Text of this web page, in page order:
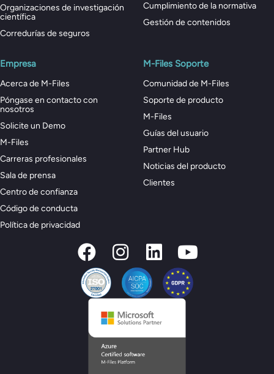
Organizaciones de investigación
científica
Corredurías de seguros
Cumplimiento de la normativa
Gestión de contenidos
Empresa
Acerca de M-Files
Póngase en contacto con
nosotros
Solicite un Demo
M-Files
Carreras profesionales
Sala de prensa
Centro de confianza
Código de conducta
Política de privacidad
M-Files Soporte
Comunidad de M-Files
Soporte de producto
M-Files
Guías del usuario
Partner Hub
Noticias del producto
Clientes